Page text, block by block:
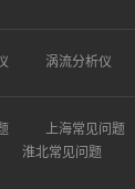
涡流分析仪
上海常见问题
淮北常见问题